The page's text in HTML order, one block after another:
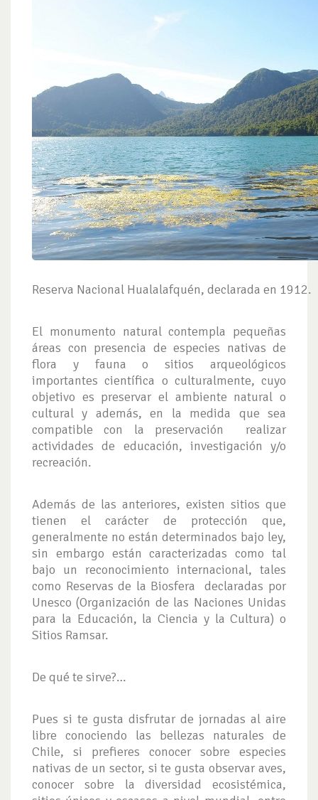
Reserva Nacional Hualalafquén, declarada en 1912.
El monumento natural contempla pequeñas
áreas con presencia de especies nativas de
flora y fauna o sitios arqueológicos
importantes científica o culturalmente, cuyo
objetivo es preservar el ambiente natural o
cultural y además, en la medida que sea
compatible con la preservación realizar
actividades de educación, investigación y/o
recreación.
Además de las anteriores, existen sitios que
tienen el carácter de protección que,
generalmente no están determinados bajo ley,
sin embargo están caracterizadas como tal
bajo un reconocimiento internacional, tales
como Reservas de la Biosfera declaradas por
Unesco (Organización de las Naciones Unidas
para la Educación, la Ciencia y la Cultura) o
Sitios Ramsar.
De qué te sirve?…
Pues si te gusta disfrutar de jornadas al aire
libre conociendo las bellezas naturales de
Chile, si prefieres conocer sobre especies
nativas de un sector, si te gusta observar aves,
conocer sobre la diversidad ecosistémica,